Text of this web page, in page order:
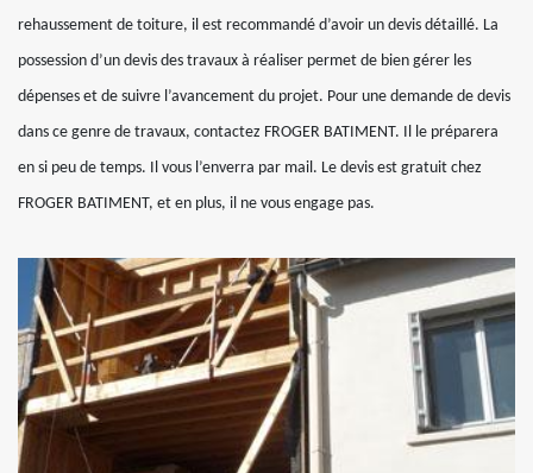
rehaussement de toiture, il est recommandé d’avoir un devis détaillé. La
possession d’un devis des travaux à réaliser permet de bien gérer les
dépenses et de suivre l’avancement du projet. Pour une demande de devis
dans ce genre de travaux, contactez FROGER BATIMENT. Il le préparera
en si peu de temps. Il vous l’enverra par mail. Le devis est gratuit chez
FROGER BATIMENT, et en plus, il ne vous engage pas.